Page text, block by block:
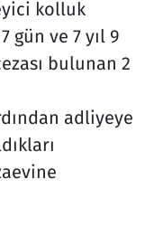
kolluk
gün ve 7 yıl 9
bulunan 2
adliyeye